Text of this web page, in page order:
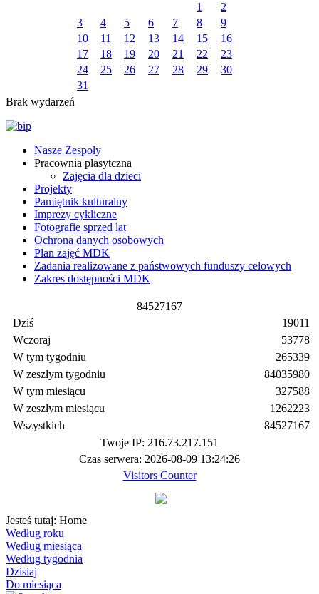
1
2
3
4 5 6 7 8
9
10
11 12 13 14 15
16
17
18 19 20 21 22
23
24
25 26 27 28 29
30
31
Brak wydarzeń
Nasze Zespoły
Pracownia plasytczna
Zajęcia dla dzieci
Projekty
Pamiętnik kulturalny
Imprezy cykliczne
Fotografie sprzed lat
Ochrona danych osobowych
Plan zajęć MDK
Zadania realizowane z państwowych funduszy celowych
Zakres dostępności MDK
84527167
Dziś
Wczoraj
W tym tygodniu
W zeszłym tygodniu
W tym miesiącu
W zeszłym miesiącu
Wszystkich
19011
53778
265339
84035980
327588
1262223
84527167
Twoje IP: 216.73.217.151
Czas serwera: 2026-08-09 13:24:26
Visitors Counter
Jesteś tutaj: Home
Według roku
Według miesiąca
Według tygodnia
Dzisiaj
Do miesiąca